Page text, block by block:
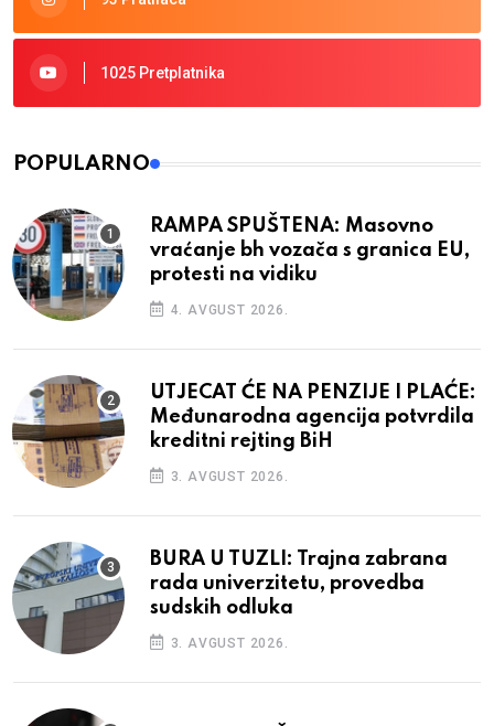
1025 Pretplatnika
POPULARNO
RAMPA SPUŠTENA: Masovno
vraćanje bh vozača s granica EU,
protesti na vidiku
4. AVGUST 2026.
UTJECAT ĆE NA PENZIJE I PLAĆE:
Međunarodna agencija potvrdila
kreditni rejting BiH
3. AVGUST 2026.
BURA U TUZLI: Trajna zabrana
rada univerzitetu, provedba
sudskih odluka
3. AVGUST 2026.